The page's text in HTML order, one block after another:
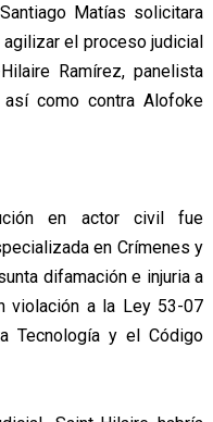
Matías solicitara
el proceso judicial
Ramírez, panelista
como contra Alofoke
en actor civil fue
en Crímenes y
difamación e injuria a
violación a la Ley 53-07
Tecnología y el Código